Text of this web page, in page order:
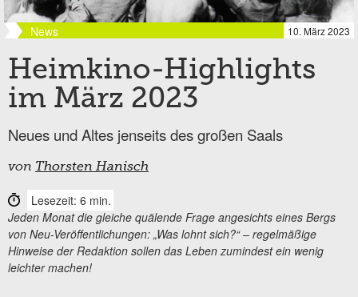
News 10. März 2023
Heimkino-Highlights
im März 2023
Neues und Altes jenseits des großen Saals
von Thorsten Hanisch
Lesezeit: 6 min.
Jeden Monat die gleiche quälende Frage angesichts eines Bergs
von Neu-Veröffentlichungen: „Was lohnt sich?“ – regelmäßige
Hinweise der Redaktion sollen das Leben zumindest ein wenig
leichter machen!